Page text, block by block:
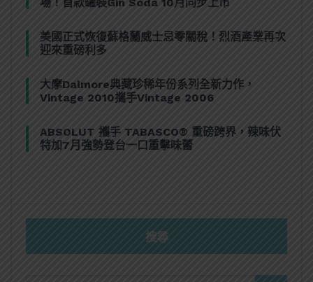
美國正式恢復蘇格蘭威士忌零關稅！烈酒產業再次
迎來重磅利多
大摩Dalmore典藏珍稀年份系列全新力作，
Vintage 2010攜手Vintage 2006
ABSOLUT 攜手 TABASCO® 重磅跨界，辣味伏
特加7月強勢登台一口重擊味蕾
搜尋